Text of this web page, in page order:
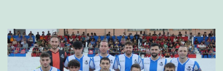
con
solvencia